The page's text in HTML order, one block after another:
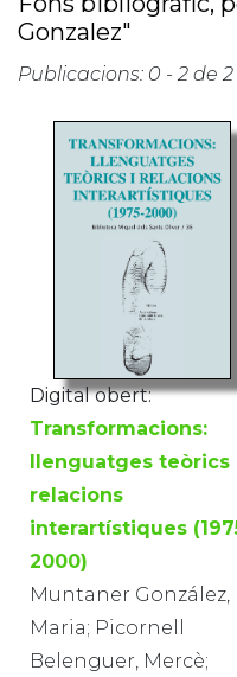
Gonzalez"
Publicacions: 0 - 2 de 2
Digital obert:
Transformacions:
llenguatges teòrics
relacions
interartístiques
2000)
Muntaner González,
Maria; Picornell
Belenguer, Mercè;